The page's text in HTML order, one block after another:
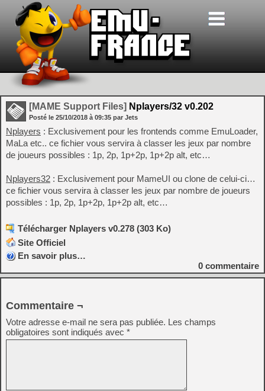
[MAME Support Files] Nplayers/32 v0.202
Posté le 25/10/2018 à 09:35 par Jets
Nplayers : Exclusivement pour les frontends comme EmuLoader,
MaLa etc.. ce fichier vous servira à classer les jeux par nombre
de joueurs possibles : 1p, 2p, 1p+2p, 1p+2p alt, etc…
Nplayers32 : Exclusivement pour MameUI ou clone de celui-ci…
ce fichier vous servira à classer les jeux par nombre de joueurs
possibles : 1p, 2p, 1p+2p, 1p+2p alt, etc…
Télécharger Nplayers v0.278 (303 Ko)
Site Officiel
En savoir plus…
0 commentaire
Commentaire ¬
Votre adresse e-mail ne sera pas publiée. Les champs
obligatoires sont indiqués avec *